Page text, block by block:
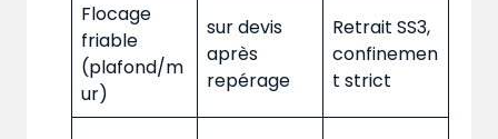
Flocage
friable
(plafond/m
ur)
sur devis
après
repérage
Retrait SS3,
confinemen
t strict